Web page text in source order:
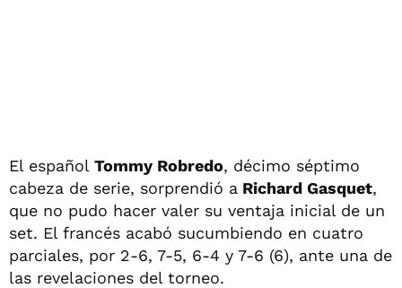
El español Tommy Robredo, décimo séptimo
cabeza de serie, sorprendió a Richard Gasquet,
que no pudo hacer valer su ventaja inicial de un
set. El francés acabó sucumbiendo en cuatro
parciales, por 2-6, 7-5, 6-4 y 7-6 (6), ante una de
las revelaciones del torneo.